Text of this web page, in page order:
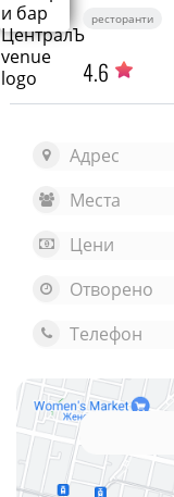
ресторанти
4.6
Адрес
Места
Цени
Отворено
Телефон